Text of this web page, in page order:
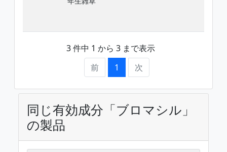
3 件中 1 から 3 まで表示
前
1 次
同じ有効成分「ブロマシル」
の製品